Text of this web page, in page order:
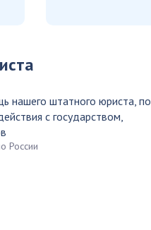
нашего штатного юриста, по
с государством,
России